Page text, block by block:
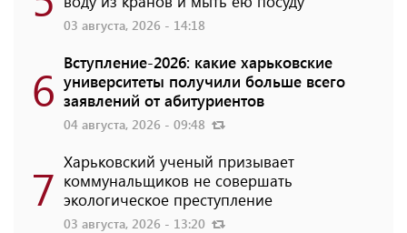
03 августа, 2026 - 14:18
6 Вступление-2026: какие харьковские
университеты получили больше всего
заявлений от абитуриентов
04 августа, 2026 - 09:48
7 Харьковский ученый призывает
коммунальщиков не совершать
экологическое преступление
03 августа, 2026 - 13:20